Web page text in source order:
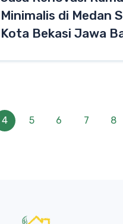
Minimalis di Medan
Kota Bekasi Jawa
4 5 6 7 8